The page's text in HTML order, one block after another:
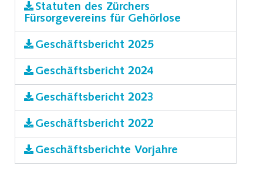
Statuten des Zürchers
Fürsorgevereins für Gehörlose
Geschäftsbericht 2025
Geschäftsbericht 2024
Geschäftsbericht 2023
Geschäftsbericht 2022
Geschäftsberichte Vorjahre